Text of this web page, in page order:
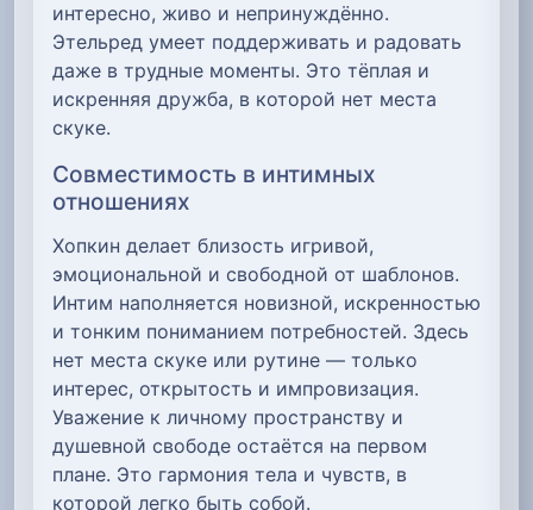
интересно, живо и непринуждённо.
Этельред умеет поддерживать и радовать
даже в трудные моменты. Это тёплая и
искренняя дружба, в которой нет места
скуке.
Совместимость в интимных
отношениях
Хопкин делает близость игривой,
эмоциональной и свободной от шаблонов.
Интим наполняется новизной, искренностью
и тонким пониманием потребностей. Здесь
нет места скуке или рутине — только
интерес, открытость и импровизация.
Уважение к личному пространству и
душевной свободе остаётся на первом
плане. Это гармония тела и чувств, в
которой легко быть собой.